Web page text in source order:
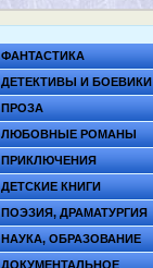
ФАНТАСТИКА
ДЕТЕКТИВЫ И БОЕВИКИ
ПРОЗА
ЛЮБОВНЫЕ РОМАНЫ
ПРИКЛЮЧЕНИЯ
ДЕТСКИЕ КНИГИ
ПОЭЗИЯ, ДРАМАТУРГИЯ
НАУКА, ОБРАЗОВАНИЕ
ДОКУМЕНТАЛЬНОЕ